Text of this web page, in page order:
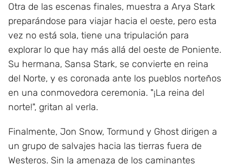
Otra de las escenas finales, muestra a Arya Stark
preparándose para viajar hacia el oeste, pero esta
vez no está sola, tiene una tripulación para
explorar lo que hay más allá del oeste de Poniente.
Su hermana, Sansa Stark, se convierte en reina
del Norte, y es coronada ante los pueblos norteños
en una conmovedora ceremonia. "¡La reina del
norte!", gritan al verla.
Finalmente, Jon Snow, Tormund y Ghost dirigen a
un grupo de salvajes hacia las tierras fuera de
Westeros. Sin la amenaza de los caminantes